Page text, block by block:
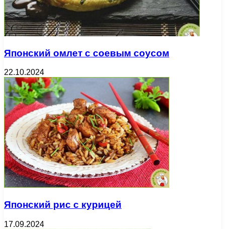
Японский омлет с соевым соусом
22.10.2024
Японский рис с курицей
17.09.2024